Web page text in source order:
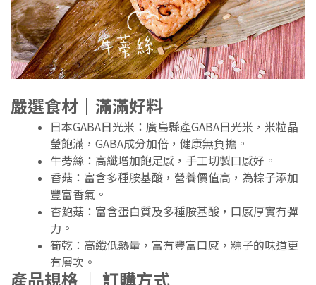
嚴選食材｜滿滿好料
日本GABA日光米：廣島縣產GABA日光米，米粒晶
瑩飽滿，GABA成分加倍，健康無負擔。
牛蒡絲：高纖增加飽足感，手工切製口感好。
香菇：富含多種胺基酸，營養價值高，為粽子添加
豐富香氣。
杏鮑菇：富含蛋白質及多種胺基酸，口感厚實有彈
力。
筍乾：高纖低熱量，富有豐富口感，粽子的味道更
有層次。
產品規格 ｜ 訂購方式